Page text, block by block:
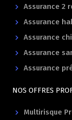
Assurance 2
Assurance
Assurance
Assurance
Assurance
NOS OFFRES
Multirisque